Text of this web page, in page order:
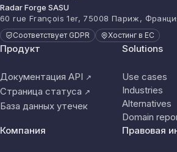
Radar Forge SASU
60 rue François 1er, 75008 Париж,
Соответствует GDPR Хостинг в ЕС
Продукт
Документация API ↗
Страница статуса ↗
База данных утечек
Solutions
Use cases
Industries
Alternatives
Domain
Компания
Правовая